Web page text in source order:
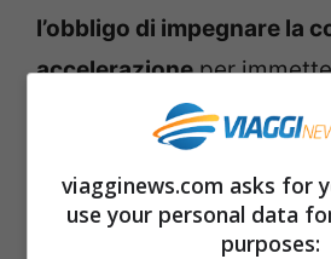
l’obbligo di impegnare la
accelerazioneper
di marcia. Stesso discorso
precedenza ai mezzi che
quest’ultima corsia.
viagginews.com asks for
use your personal data
purposes: